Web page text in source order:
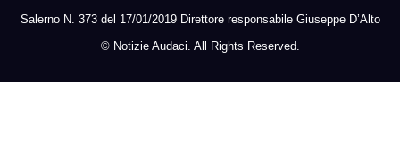
Salerno N. 373 del 17/01/2019 Direttore responsabile Giuseppe D’Alto
© Notizie Audaci. All Rights Reserved.